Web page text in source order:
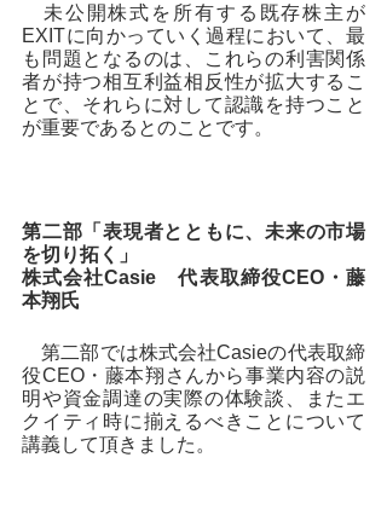
未公開株式を所有する既存株主が
EXITに向かっていく過程において、最
も問題となるのは、これらの利害関係
者が持つ相互利益相反性が拡大するこ
とで、それらに対して認識を持つこと
が重要であるとのことです。
第二部「表現者とともに、未来の市場
を切り拓く」
株式会社Casie　代表取締役CEO・藤
本翔氏
第二部では株式会社Casieの代表取締
役CEO・藤本翔さんから事業内容の説
明や資金調達の実際の体験談、またエ
クイティ時に揃えるべきことについて
講義して頂きました。